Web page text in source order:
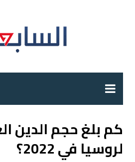
كم بلغ حجم الدين
لروسيا في 2022؟